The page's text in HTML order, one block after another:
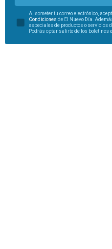
Al someter tu correo electrónico,
Condiciones de El Nuevo Día.
especiales de productos o servicios
Podrás optar salirte de los boletines